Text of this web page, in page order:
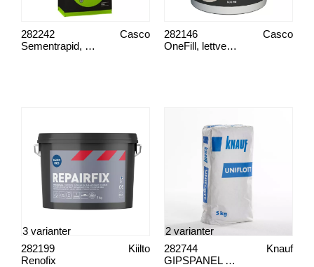
Sementrapid, 3678
Casco
282242
OneFill, lettvektssparkel
Casco
282146
Renofix
Kiilto
282199
3 varianter
GIPSPANEL UNIFLOTT
Knauf
282744
2 varianter